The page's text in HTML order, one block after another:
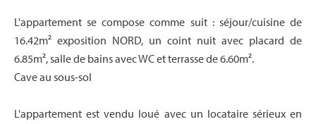
L'appartement se compose comme suit : séjour/cuisine de
16.42m² exposition NORD, un coint nuit avec placard de
6.85m², salle de bains avec WC et terrasse de 6.60m².
Cave au sous-sol
L'appartement est vendu loué avec un locataire sérieux en